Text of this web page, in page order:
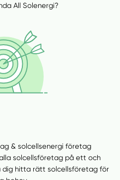
All Solenergi?
& solcellsenergi företag
solcellsföretag på ett och
hitta rätt solcellsföretag för